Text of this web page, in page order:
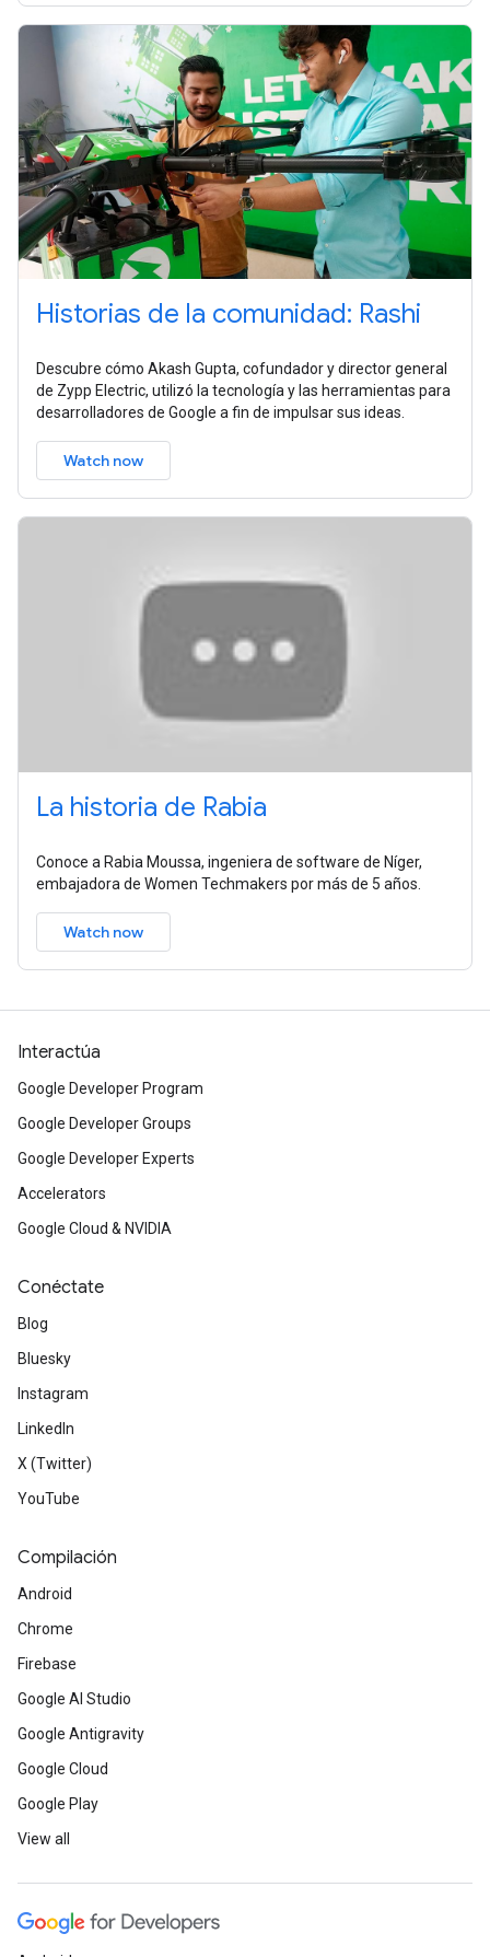
Historias de la comunidad: Rashi
Descubre cómo Akash Gupta, cofundador y director general
de Zypp Electric, utilizó la tecnología y las herramientas para
desarrolladores de Google a fin de impulsar sus ideas.
Watch now
La historia de Rabia
Conoce a Rabia Moussa, ingeniera de software de Níger,
embajadora de Women Techmakers por más de 5 años.
Watch now
Interactúa
Google Developer Program
Google Developer Groups
Google Developer Experts
Accelerators
Google Cloud & NVIDIA
Conéctate
Blog
Bluesky
Instagram
LinkedIn
X (Twitter)
YouTube
Compilación
Android
Chrome
Firebase
Google AI Studio
Google Antigravity
Google Cloud
Google Play
View all